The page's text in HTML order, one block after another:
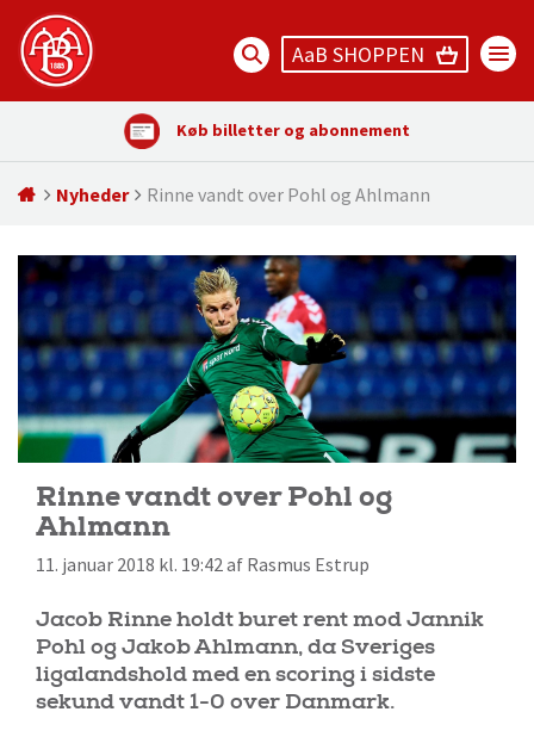
AaB SHOPPEN
Køb billetter og abonnement
Nyheder Rinne vandt over Pohl og Ahlmann
Rinne vandt over Pohl og
Ahlmann
11. januar 2018 kl. 19:42 af Rasmus Estrup
Jacob Rinne holdt buret rent mod Jannik
Pohl og Jakob Ahlmann, da Sveriges
ligalandshold med en scoring i sidste
sekund vandt 1-0 over Danmark.